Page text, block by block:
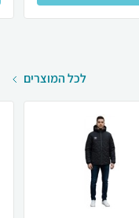
לכל המוצרים